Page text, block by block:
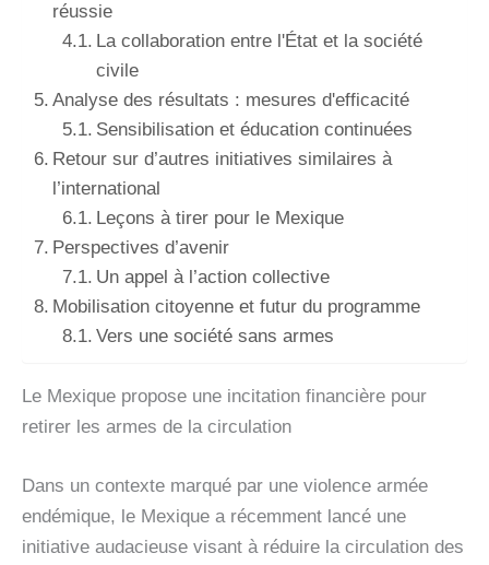
réussie
La collaboration entre l'État et la société
civile
Analyse des résultats : mesures d'efficacité
Sensibilisation et éducation continuées
Retour sur d’autres initiatives similaires à
l’international
Leçons à tirer pour le Mexique
Perspectives d’avenir
Un appel à l’action collective
Mobilisation citoyenne et futur du programme
Vers une société sans armes
Le Mexique propose une incitation financière pour
retirer les armes de la circulation
Dans un contexte marqué par une violence armée
endémique, le Mexique a récemment lancé une
initiative audacieuse visant à réduire la circulation des